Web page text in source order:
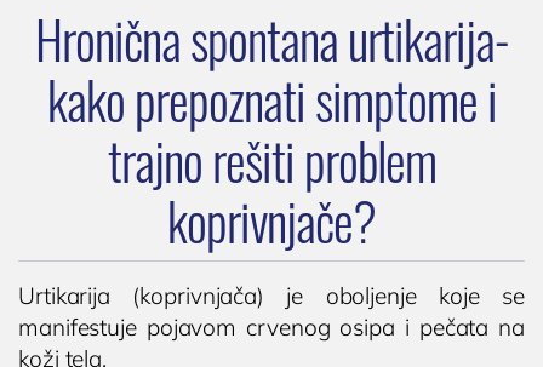
Hronična spontana urtikarija-
kako prepoznati simptome i
trajno rešiti problem
koprivnjače?
Urtikarija (koprivnjača) je oboljenje koje se
manifestuje pojavom crvenog osipa i pečata na
koži tela.